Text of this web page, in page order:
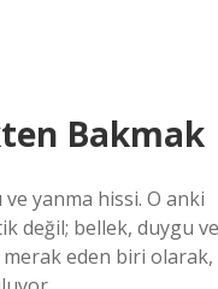
Bakmak
yanma hissi. O anki
değil; bellek, duygu ve
merak eden biri olarak,